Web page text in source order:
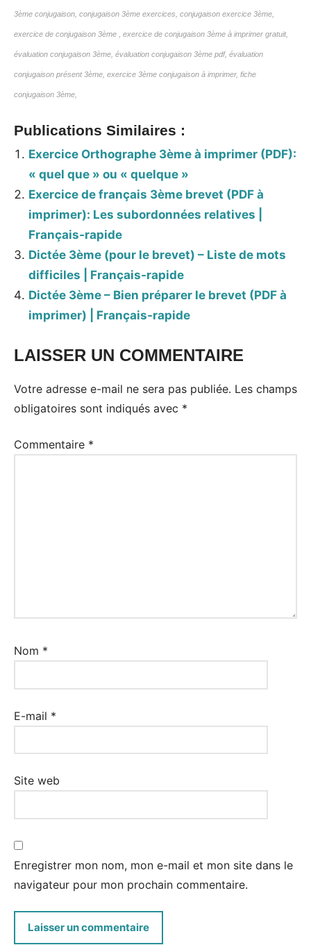
3ème conjugaison, conjugaison 3ème exercices, conjugaison exercice 3ème,
exercice de conjugaison 3ème , exercice de conjugaison 3ème à imprimer gratuit,
évaluation conjugaison 3ème, évaluation conjugaison 3ème pdf, évaluation
conjugaison présent 3ème, exercice 3ème conjugaison à imprimer, fiche
conjugaison 3ème,
Publications Similaires :
Exercice Orthographe 3ème à imprimer (PDF):
« quel que » ou « quelque »
Exercice de français 3ème brevet (PDF à
imprimer): Les subordonnées relatives |
Français-rapide
Dictée 3ème (pour le brevet) – Liste de mots
difficiles | Français-rapide
Dictée 3ème – Bien préparer le brevet (PDF à
imprimer) | Français-rapide
LAISSER UN COMMENTAIRE
Votre adresse e-mail ne sera pas publiée. Les champs
obligatoires sont indiqués avec *
Commentaire *
Nom *
E-mail *
Site web
Enregistrer mon nom, mon e-mail et mon site dans le
navigateur pour mon prochain commentaire.